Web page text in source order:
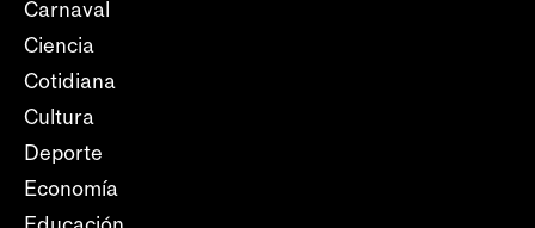
Carnaval
Ciencia
Cotidiana
Cultura
Deporte
Economía